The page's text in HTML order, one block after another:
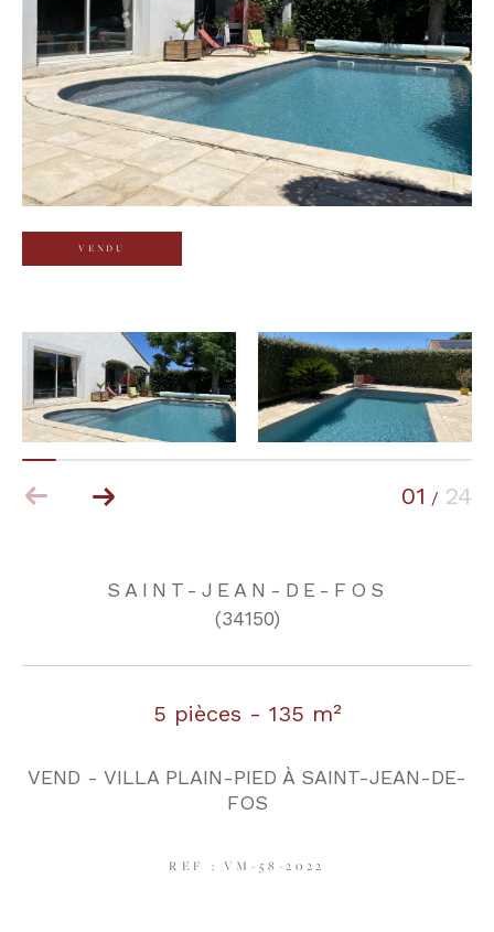
VENDU
01 / 24
SAINT-JEAN-DE-FOS
(34150)
5 pièces - 135 m²
VEND - VILLA PLAIN-PIED À SAINT-JEAN-DE-
FOS
REF : VM-58-2022
Budget
Budget
Surface
Surface
Pièces
Référence
AFFINER LES CRITÈRES
TERRASSE PARKING PISCINE
RECHERCHER